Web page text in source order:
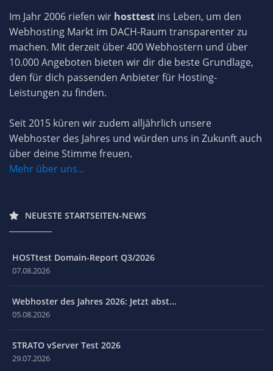
Im Jahr 2006 riefen wir hosttest ins Leben, um den
Webhosting Markt im DACH-Raum transparenter zu
machen. Mit derzeit über 400 Webhostern und über
10.000 Angeboten bieten wir dir die beste Grundlage,
den für dich passenden Anbieter für Hosting-
Leistungen zu finden.
Seit 2015 küren wir zudem alljährlich unsere
Webhoster des Jahres und würden uns in Zukunft auch
über deine Stimme freuen.
Mehr über uns...
NEUESTE STARTSEITEN-NEWS
HOSTtest Domain-Report Q3/2026
07.08.2026
Webhoster des Jahres 2026: Jetzt abst...
05.08.2026
STRATO vServer Test 2026
29.07.2026